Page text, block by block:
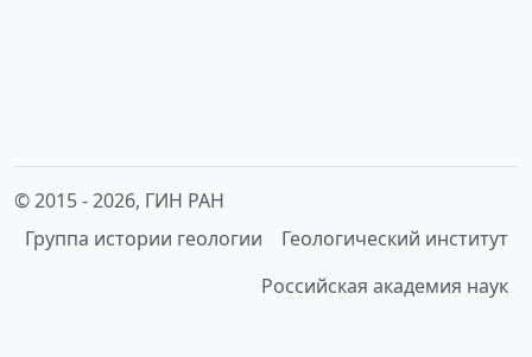
© 2015 -2026, ГИН РАН
Группа истории геологии
Геологический институт
Российская академия наук